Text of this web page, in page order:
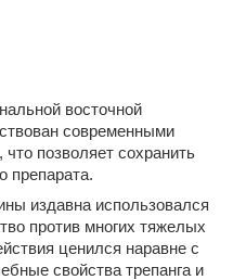
восточной
современными
что позволяет сохранить
препарата.
издавна использовался
против многих тяжелых
ценился наравне с
свойства трепанга и